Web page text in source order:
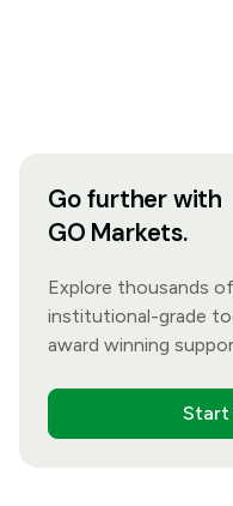
Go further with
GO Markets.
Explore thousands
institutional-grade
award winning
Start